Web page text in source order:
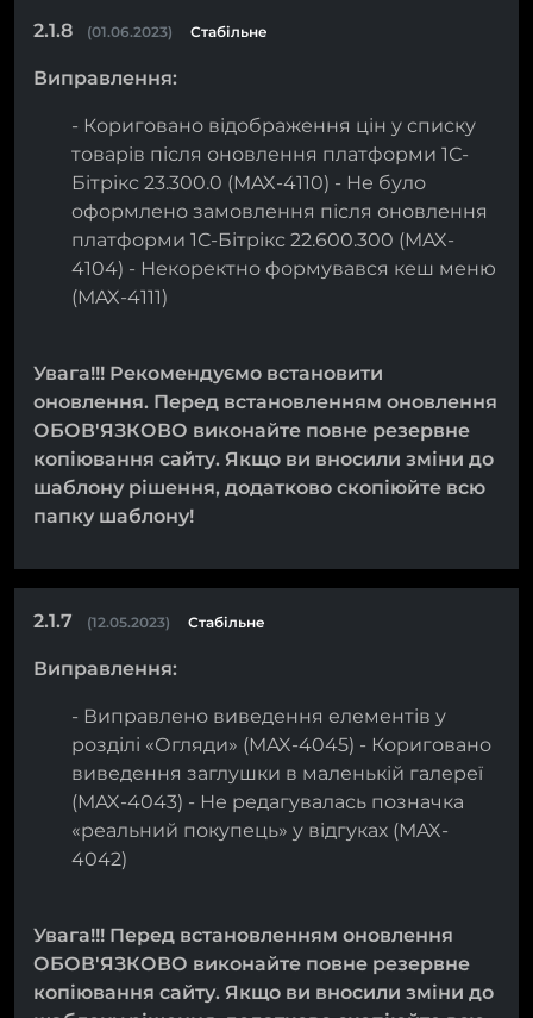
2.1.8 (01.06.2023) Стабільне
Виправлення:
- Кориговано відображення цін у списку
товарів після оновлення платформи 1С-
Бітрікс 23.300.0 (MAX-4110) - Не було
оформлено замовлення після оновлення
платформи 1С-Бітрікс 22.600.300 (MAX-
4104) - Некоректно формувався кеш меню
(MAX-4111)
Увага!!! Рекомендуємо встановити
оновлення. Перед встановленням оновлення
ОБОВ'ЯЗКОВО виконайте повне резервне
копіювання сайту. Якщо ви вносили зміни до
шаблону рішення, додатково скопіюйте всю
папку шаблону!
2.1.7 (12.05.2023) Стабільне
Виправлення:
- Виправлено виведення елементів у
розділі «Огляди» (MAX-4045) - Кориговано
виведення заглушки в маленькій галереї
(MAX-4043) - Не редагувалась позначка
«реальний покупець» у відгуках (MAX-
4042)
Увага!!! Перед встановленням оновлення
ОБОВ'ЯЗКОВО виконайте повне резервне
копіювання сайту. Якщо ви вносили зміни до